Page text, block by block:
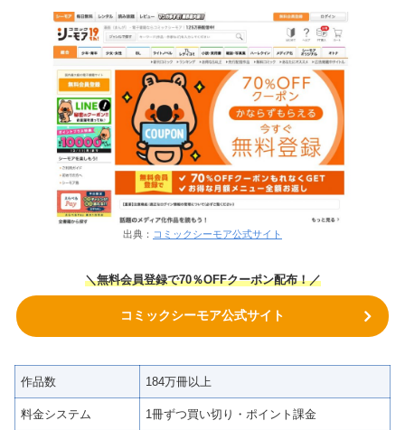
出典： コミックシーモア公式サイト
＼無料会員登録で70％OFFクーポン配布！／
コミックシーモア公式サイト
作品数 184万冊以上
料金システム 1冊ずつ買い切り・ポイント課金